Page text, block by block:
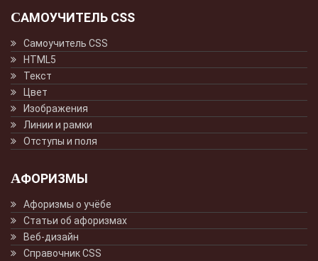
САМОУЧИТЕЛЬ CSS
Самоучитель CSS
HTML5
Текст
Цвет
Изображения
Линии и рамки
Отступы и поля
АФОРИЗМЫ
Афоризмы о учёбе
Статьи об афоризмах
Веб-дизайн
Справочник CSS